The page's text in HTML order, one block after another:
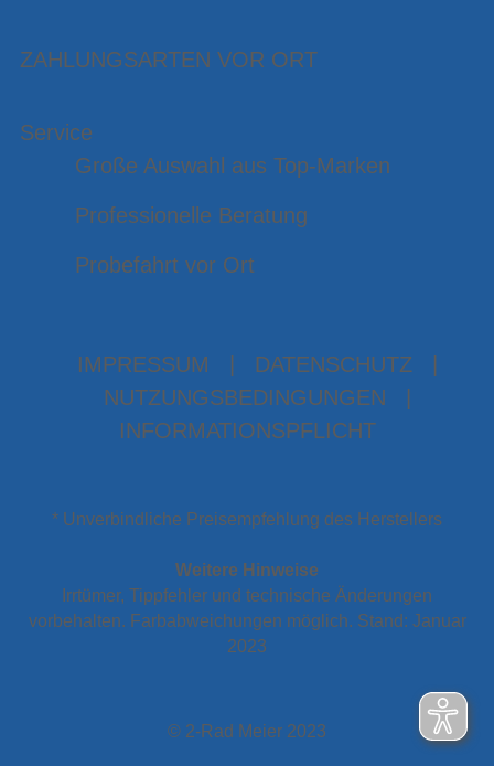
ZAHLUNGSARTEN VOR ORT
Service
Große Auswahl aus Top-Marken
Professionelle Beratung
Probefahrt vor Ort
IMPRESSUM DATENSCHUTZ
NUTZUNGSBEDINGUNGEN
INFORMATIONSPFLICHT
* Unverbindliche Preisempfehlung des Herstellers
Weitere Hinweise
Irrtümer, Tippfehler und technische Änderungen
vorbehalten. Farbabweichungen möglich. Stand: Januar
2023
© 2-Rad Meier 2023